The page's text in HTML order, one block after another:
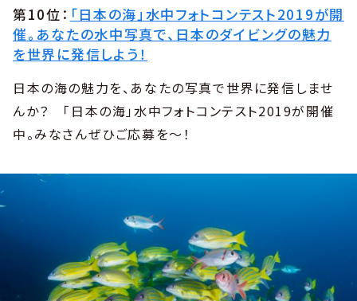
第10位： 「日本の海」水中フォトコンテスト2019が開
催。あなたの水中写真で、日本のダイビングの魅力
を世界に発信しよう！
日本の海の魅力を、あなたの写真で世界に発信しませ
んか？ 「日本の海」水中フォトコンテスト2019が開催
中。みなさんぜひご応募を～！